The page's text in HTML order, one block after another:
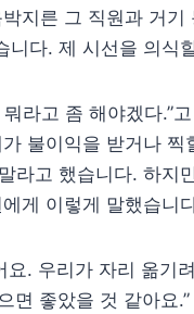
지른 그 직원과 거기
니다. 제 시선을 의식
라고 좀 해야겠다.”
불이익을 받거나 찍
라고 했습니다. 하지
게 이렇게 말했습니
요. 우리가 자리 옮기
면 좋았을 것 같아요.”